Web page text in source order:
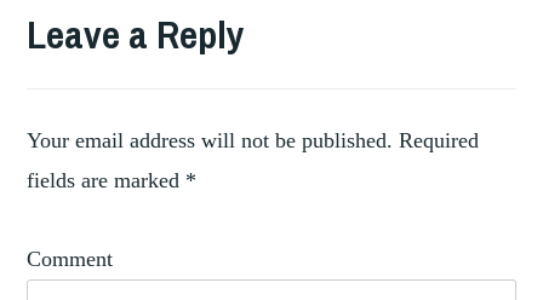
PROVENANCE
Leave a Reply
Your email address will not be published. Required
fields are marked *
Comment